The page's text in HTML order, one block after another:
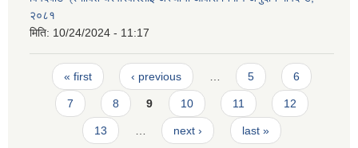
२०८१
मिति: 10/24/2024 - 11:17
Pages
« first ‹ previous 5 6
7 8 9 10 11 12
13 next › last »